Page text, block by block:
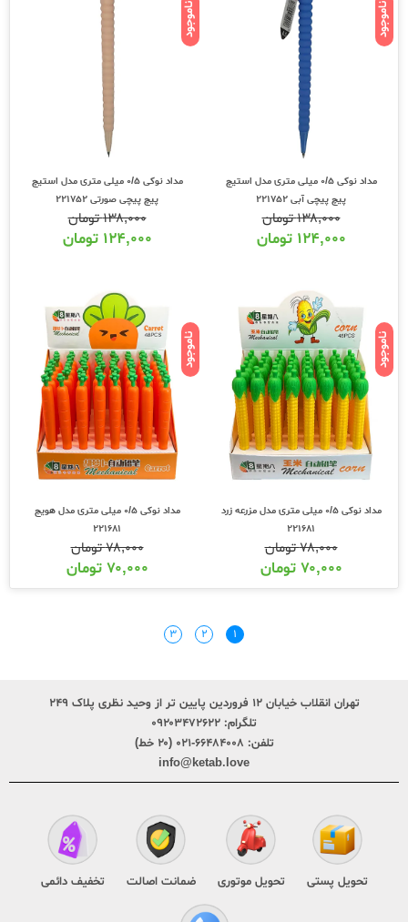
ناموجود
مداد نوکی 0/5 میلی متری مدل استیچ
پیچ پیچی آبی 221752
۱۳۸,۰۰۰تومان
۱۲۴,۰۰۰ تومان
ناموجود
مداد نوکی 0/5 میلی متری مدل استیچ
پیچ پیچی صورتی 221752
۱۳۸,۰۰۰تومان
۱۲۴,۰۰۰ تومان
ناموجود
مداد نوکی 0/5 میلی متری مدل مزرعه زرد
221681
۷۸,۰۰۰تومان
۷۰,۰۰۰ تومان
ناموجود
مداد نوکی 0/5 میلی متری مدل هویج
221681
۷۸,۰۰۰تومان
۷۰,۰۰۰ تومان
۱ ۲ ۳
تهران انقلاب خیابان ۱۲ فروردین پایین تر از وحید نظری پلاک ۲۴۹
تلگرام: ۰۹۲۰۳۴۷۲۶۲۲
تلفن: ۶۶۴۸۴۰۰۸-۰۲۱ (۲۰ خط)
info@ketab.love
تحویل پستی تحویل موتوری ضمانت اصالت تخفیف دائمی